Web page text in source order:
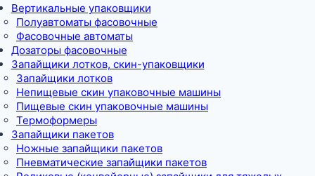
Вертикальные упаковщики
Полуавтоматы фасовочные
Фасовочные автоматы
Дозаторы фасовочные
Запайщики лотков, скин-упаковщики
Запайщики лотков
Непищевые скин упаковочные машины
Пищевые скин упаковочные машины
Термоформеры
Запайщики пакетов
Ножные запайщики пакетов
Пневматические запайщики пакетов